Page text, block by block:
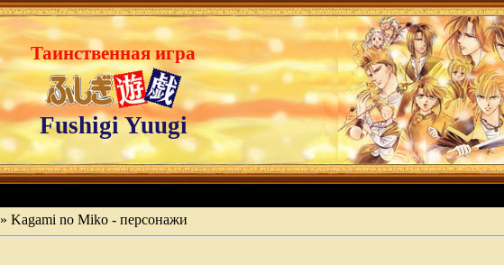
Таинственная игра
Fushigi Yuugi
» Kagami no Miko - персонажи